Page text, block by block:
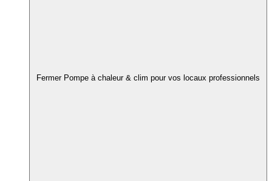
Fermer Pompe à chaleur & clim pour vos locaux professionnels